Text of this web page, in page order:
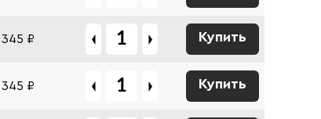
345 ₽ Купить
345 ₽ Купить